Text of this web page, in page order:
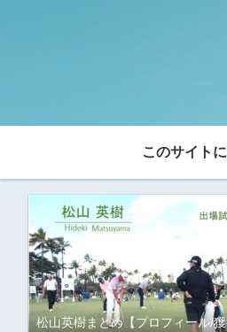
このサイト
松山英樹まとめ【プロフィール/